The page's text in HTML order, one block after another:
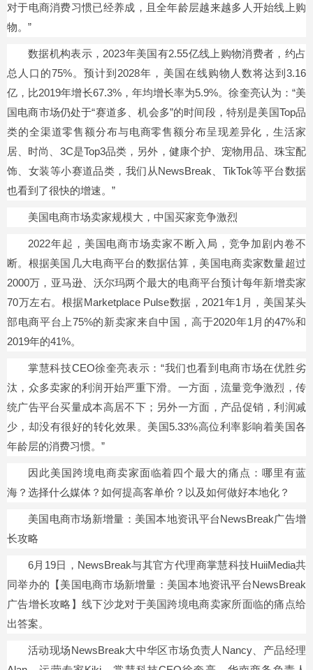
对于电商消费习惯已经养成，且全年龄层越来越多人开始线上购
物。”
数据机构表示，2023年美国有2.55亿线上购物消费者，约占
总人口的75%。预计到2028年，美国在线购物人数将达到3.16
亿，比2019年增长67.3%，年均增长率为5.9%。徐奎亮认为：“美
国电商市场仍处于“赛道多、机会多”的时间段，特别是美国Top品
类的全渠道零售额分布与电商零售额分布呈现差异化，生活家
居、时尚、3C是Top3品类，另外，健康个护、宠物用品、珠宝配
饰、女装等小赛道品类，我们从NewsBreak、TikTok等平台数据
也看到了很快的增速。”
美国电商市场卖家规模大，中国买家竞争激烈
2022年起，美国电商市场卖家不断入局，竞争加剧内卷不
断。根据美国几大电商平台的数据估算，美国电商卖家数量超过
2000万，亚马逊、沃尔玛两个最大的电商平台预计每年新增卖家
70万左右。根据Marketplace Pulse数据，2021年1月，美国某头
部电商平台上75%的新卖家来自中国，高于2020年1月的47%和
2019年的41%。
掌慧科技CEO徐奎亮表示：“我们也看到电商市场在优胜劣
汰，众多卖家的利润开始严重下滑。一方面，流量竞争激烈，传
统广告平台买量成本高居不下；另外一方面，产品促销，利润减
少，却没有很好的转化效果。美国5.33%高位利率影响着美国各
年龄层的消费习惯。”
因此美国跨境电商卖家面临着四个最大的痛点：哪里有蓝
海？选择什么媒体？如何提高客单价？以及如何做好本地化？
美国电商市场新增量：美国本地资讯平台NewsBreak广告增
长攻略
6月19日，NewsBreak与其官方代理商掌慧科技HuiiMedia共
同举办的【美国电商市场新增量：美国本地资讯平台NewsBreak
广告增长攻略】线下沙龙对于美国跨境电商卖家所面临的痛点给
出答案。
活动现场NewsBreak大中华区市场负责人Nancy、产品经理